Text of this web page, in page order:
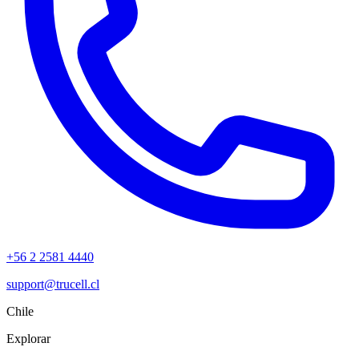
+56 2 2581 4440
support@trucell.cl
Chile
Explorar